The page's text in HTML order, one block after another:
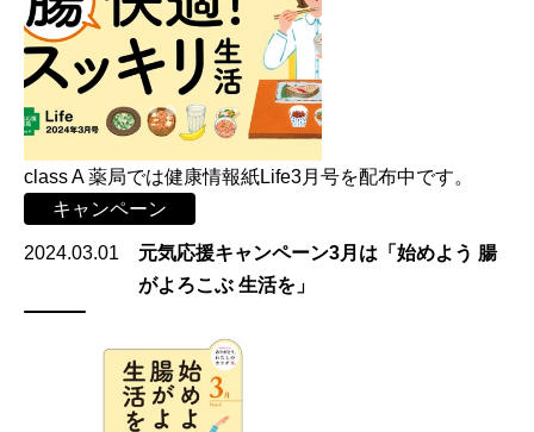
class A 薬局では健康情報紙Life3月号を配布中です。
キャンペーン
2024.03.01
元気応援キャンペーン3月は「始めよう 腸
がよろこぶ 生活を」